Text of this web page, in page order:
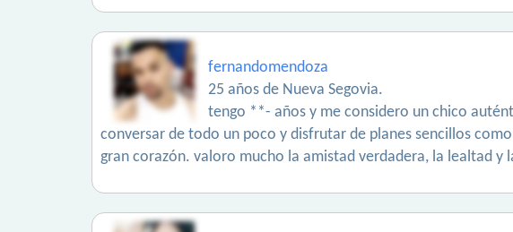
fernandomendoza
25 años de Nueva Segovia.
tengo **- años y me considero un chico
conversar de todo un poco y disfrutar de planes sencillos
gran corazón. valoro mucho la amistad verdadera, la lealtad